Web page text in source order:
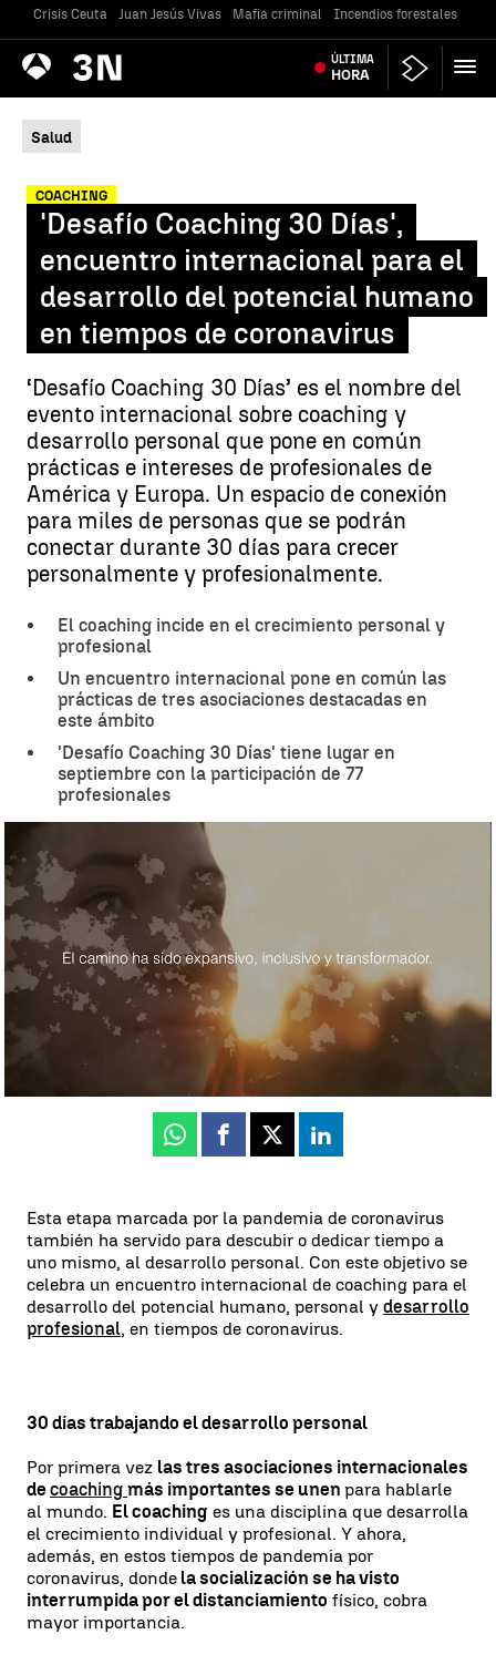
Crisis Ceuta Juan Jesús Vivas Mafia criminal Incendios forestales
Antena
3 Noticias ÚLTIMA
HORA
Salud
COACHING
'Desafío Coaching 30 Días',
encuentro internacional para el
desarrollo del potencial humano
en tiempos de coronavirus
‘Desafío Coaching 30 Días’ es el nombre del
evento internacional sobre coaching y
desarrollo personal que pone en común
prácticas e intereses de profesionales de
América y Europa. Un espacio de conexión
para miles de personas que se podrán
conectar durante 30 días para crecer
personalmente y profesionalmente.
El coaching incide en el crecimiento personal y
profesional
Un encuentro internacional pone en común las
prácticas de tres asociaciones destacadas en
este ámbito
'Desafío Coaching 30 Días' tiene lugar en
septiembre con la participación de 77
profesionales
'Desafío Coaching 30 Días', encuentro internacional para el
desarrollo del potencial humano en tiempos de coronavirus |
'Desafío Coaching 30 Días', encuentro internacional para el
desarrollo del potencial humano en tiempos de coronavirus
Antena 3 Canarias
Actualizado:
23 de diciembre de 2020, 22:27
07 de julio de 2020, 12:18
Whatsapp
Facebook
X Linkedin
Esta etapa marcada por la pandemia de coronavirus
también ha servido para descubir o dedicar tiempo a
uno mismo, al desarrollo personal. Con este objetivo se
celebra un encuentro internacional de coaching para el
desarrollo del potencial humano, personal y desarrollo
profesional, en tiempos de coronavirus.
30 días trabajando el desarrollo personal
Por primera vez las tres asociaciones internacionales
de coaching más importantes se unen para hablarle
al mundo. El coaching es una disciplina que desarrolla
el crecimiento individual y profesional. Y ahora,
además, en estos tiempos de pandemia por
coronavirus, donde la socialización se ha visto
interrumpida por el distanciamiento físico, cobra
mayor importancia.